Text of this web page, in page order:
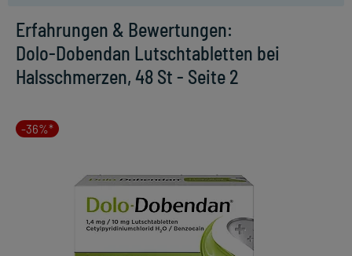
Erfahrungen & Bewertungen:
Dolo-Dobendan Lutschtabletten bei
Halsschmerzen, 48 St - Seite 2
-36%*